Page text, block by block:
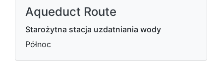
Aqueduct Route
Starożytna stacja uzdatniania wody
Północ